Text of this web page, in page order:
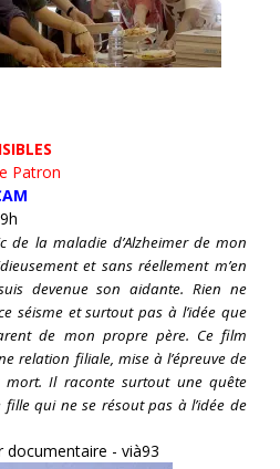
Patron
de la maladie d’Alzheimer de mon
et sans réellement m’en
devenue son aidante. Rien ne
séisme et surtout pas à l’idée que
de mon propre père. Ce film
relation filiale, mise à l’épreuve de
Il raconte surtout une quête
fille qui ne se résout pas à l’idée de
documentaire - vià93